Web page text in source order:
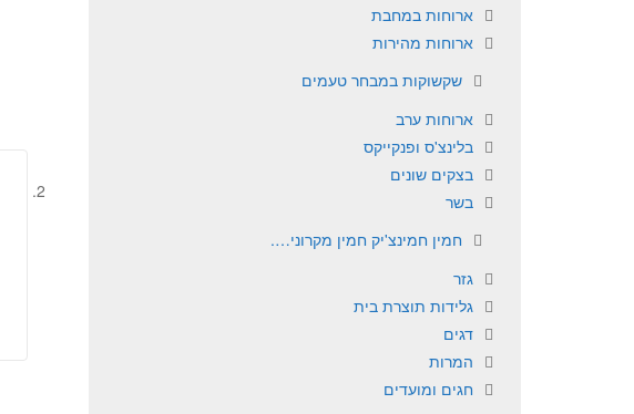
ארוחות במחבת
ארוחות מהירות
שקשוקות במבחר טעמים
ארוחות ערב
בלינצ'ס ופנקייקס
בצקים שונים
בשר
חמין חמינצ'יק חמין מקרוני….
גזר
גלידות תוצרת בית
דגים
המרות
חגים ומועדים